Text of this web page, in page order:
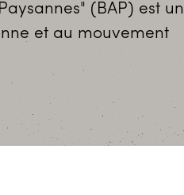
(BAP) est un
et au mouvement